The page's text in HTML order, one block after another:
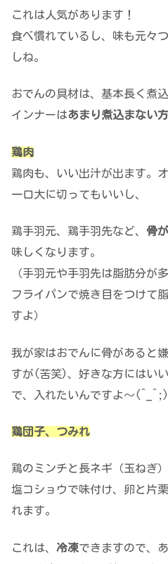
これは人気があります！
食べ慣れているし、味も元々
しね。
おでんの具材は、基本長く煮
インナーはあまり煮込まない
鶏肉
鶏肉も、いい出汁が出ます。
一口大に切ってもいいし、
鶏手羽元、鶏手羽先など、 骨
味しくなります。
（手羽元や手羽先は脂肪分が
フライパンで焼き目をつけて
すよ）
我が家はおでんに骨があると
すが(苦笑)、好きな方にはい
で、入れたいんですよ～(^_^;)
鶏団子、つみれ
鶏のミンチと長ネギ（玉ねぎ
塩コショウで味付け、卵と片
れます。
これは、 冷凍できますので、